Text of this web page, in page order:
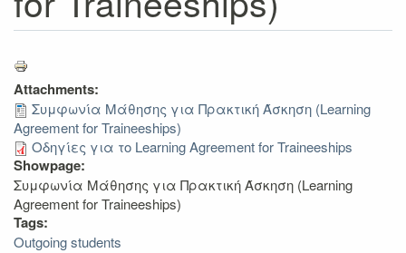
Attachments:
Συμφωνία Μάθησης για Πρακτική Άσκηση (Learning
Agreement for Traineeships)
Οδηγίες για το Learning Agreement for Traineeships
Showpage:
Συμφωνία Μάθησης για Πρακτική Άσκηση (Learning
Agreement for Traineeships)
Tags:
Outgoing students